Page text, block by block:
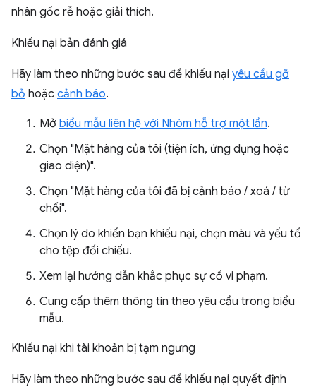
nhân gốc rễ hoặc giải thích.
Khiếu nại bản đánh giá
Hãy làm theo những bước sau để khiếu nại yêu cầu gỡ
bỏ hoặc cảnh báo.
Mở biểu mẫu liên hệ với Nhóm hỗ trợ một lần.
Chọn "Mặt hàng của tôi (tiện ích, ứng dụng hoặc
giao diện)".
Chọn "Mặt hàng của tôi đã bị cảnh báo / xoá / từ
chối".
Chọn lý do khiến bạn khiếu nại, chọn màu và yếu tố
cho tệp đối chiếu.
Xem lại hướng dẫn khắc phục sự cố vi phạm.
Cung cấp thêm thông tin theo yêu cầu trong biểu
mẫu.
Khiếu nại khi tài khoản bị tạm ngưng
Hãy làm theo những bước sau để khiếu nại quyết định